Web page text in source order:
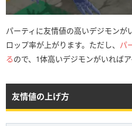
パーティに友情値の高いデジモンが
ロップ率が上がります。ただし、 パ
るので、1体高いデジモンがいれば
友情値の上げ方